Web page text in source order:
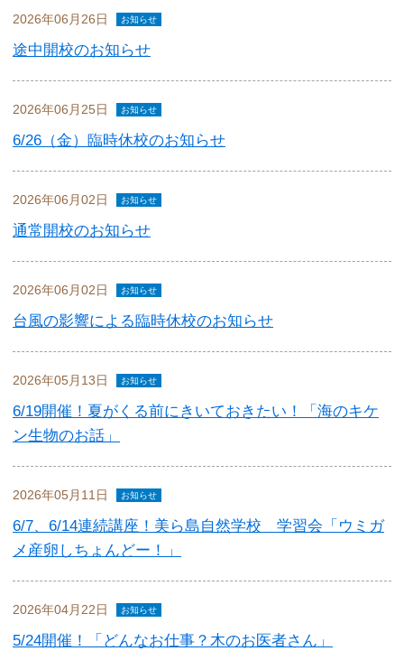
2026年06月26日 お知らせ
途中開校のお知らせ
2026年06月25日 お知らせ
6/26（金）臨時休校のお知らせ
2026年06月02日 お知らせ
通常開校のお知らせ
2026年06月02日 お知らせ
台風の影響による臨時休校のお知らせ
2026年05月13日 お知らせ
6/19開催！夏がくる前にきいておきたい！「海のキケ
ン生物のお話」
2026年05月11日 お知らせ
6/7、6/14連続講座！美ら島自然学校 学習会「ウミガ
メ産卵しちょんどー！」
2026年04月22日 お知らせ
5/24開催！「どんなお仕事？木のお医者さん」